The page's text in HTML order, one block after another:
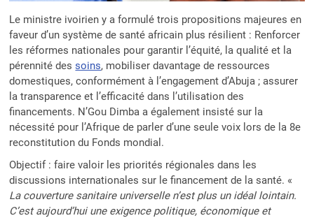
Le ministre ivoirien y a formulé trois propositions majeures en
faveur d’un système de santé africain plus résilient : Renforcer
les réformes nationales pour garantir l’équité, la qualité et la
pérennité dessoins, mobiliser davantage de ressources
domestiques, conformément à l’engagement d’Abuja ; assurer
la transparence et l’efficacité dans l’utilisation des
financements. N’Gou Dimba a également insisté sur la
nécessité pour l’Afrique de parler d’une seule voix lors de la 8e
reconstitution du Fonds mondial.
Objectif : faire valoir les priorités régionales dans les
discussions internationales sur le financement de la santé. «
La couverture sanitaire universelle n’est plus un idéal lointain.
C’est aujourd’hui une exigence politique, économique et